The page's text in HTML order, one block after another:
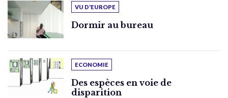
VU D'EUROPE
Dormir au bureau
ECONOMIE
Des espèces en voie de
disparition